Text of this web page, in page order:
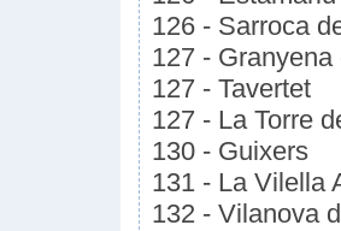
126 - Sarroca
127 -
127 - Tavertet
127 - La Torre
130 - Guixers
131 - La Vilella
132 - Vilanova